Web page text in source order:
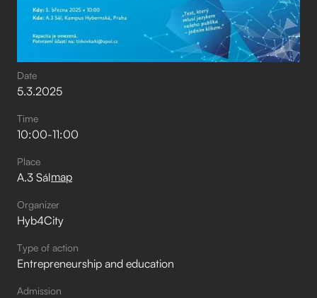
Date
5.3.2025
Time
10:00-11:00
Place
A.3 Sálmap
Organizer
Hyb4City
Type of action
Entrepreneurship and education
Admission